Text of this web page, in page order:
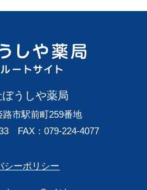
うしや薬局
路市駅前町259番地
FAX：079-224-4077
シーポリシー